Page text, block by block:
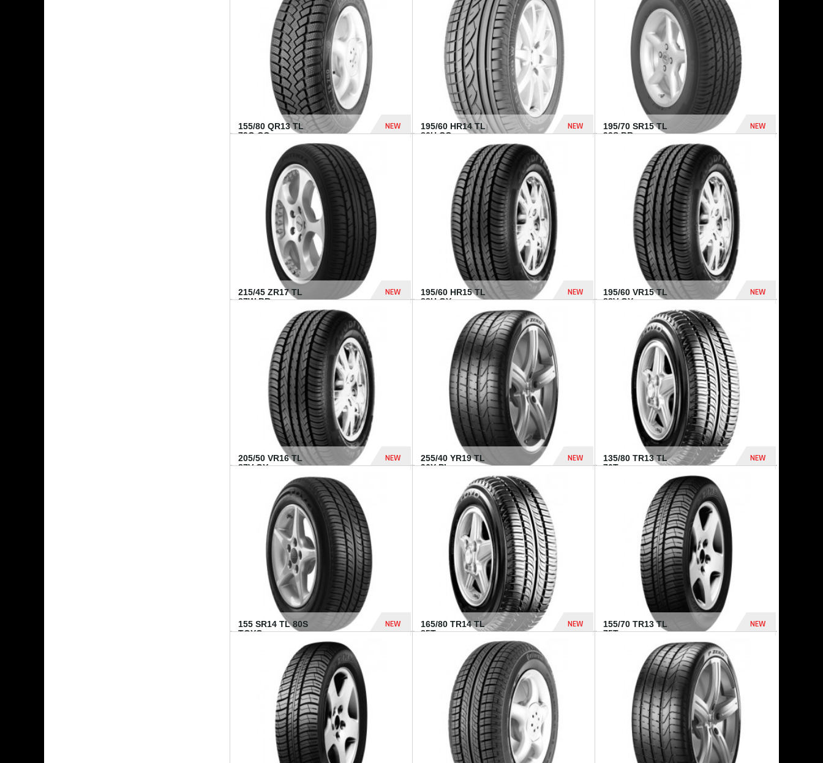
432 Dhs 1 040 Dhs 1 182 Dhs
155/80 QR13 TL
79Q CO...
NEW
195/60 HR14 TL
86H CO...
NEW
790 Dhs
195/70 SR15 TL
92S BR...
NEW
837 Dhs
215/45 ZR17 TL
87W BR...
NEW
955 Dhs
195/60 HR15 TL
88H GY...
NEW
195/60 VR15 TL
88V GY...
NEW
205/50 VR16 TL
87V GY...
NEW
255/40 YR19 TL
96Y PI...
NEW
1 771 Dhs
135/80 TR13 TL
70T...
NEW
155 SR14 TL 80S
TOYO...
NEW
165/80 TR14 TL
85T...
NEW
458 Dhs
155/70 TR13 TL
75T...
NEW
305 Dhs